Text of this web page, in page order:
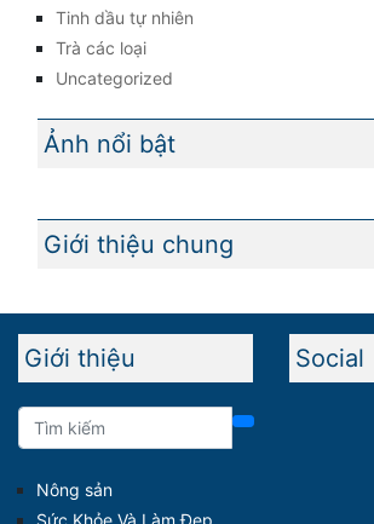
Tinh dầu tự nhiên
Trà các loại
Uncategorized
Ảnh nổi bật
Giới thiệu chung
Giới thiệu
Nông sản
Sức Khỏe Và Làm Đẹp
Social